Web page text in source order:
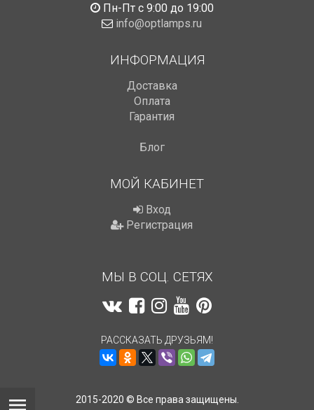
Пн-Пт с 9:00 до 19:00
info@optlamps.ru
ИНФОРМАЦИЯ
Доставка
Оплата
Гарантия
Блог
МОЙ КАБИНЕТ
Вход
Регистрация
МЫ В СОЦ. СЕТЯХ
РАССКАЗАТЬ ДРУЗЬЯМ!
2015-2020 © Все права защищены.